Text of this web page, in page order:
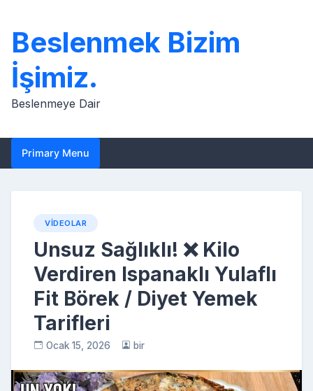
content
Beslenmek Bizim
İşimiz.
Beslenmeye Dair
Primary Menu
VIDEOLAR
Unsuz Sağlıklı! ❌ Kilo
Verdiren Ispanaklı Yulaflı
Fit Börek / Diyet Yemek
Tarifleri
Ocak 15, 2026 bir